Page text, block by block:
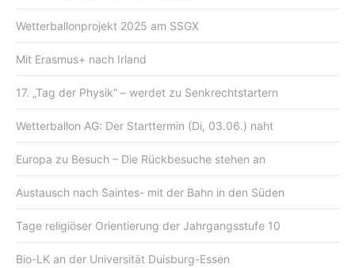
Wetterballonprojekt 2025 am SSGX
Mit Erasmus+ nach Irland
17. „Tag der Physik“ – werdet zu Senkrechtstartern
Wetterballon AG: Der Starttermin (Di, 03.06.) naht
Europa zu Besuch – Die Rückbesuche stehen an
Austausch nach Saintes- mit der Bahn in den Süden
Tage religiöser Orientierung der Jahrgangsstufe 10
Bio-LK an der Universität Duisburg-Essen